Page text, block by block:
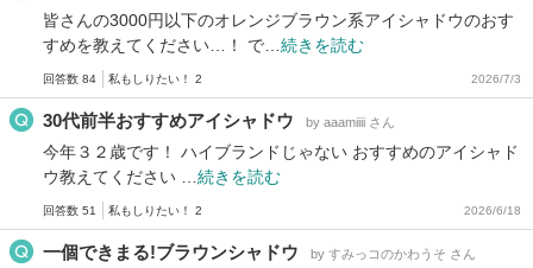
皆さんの3000円以下のオレンジブラウン系アイシャドウのおす
すめを教えてください…！ で… 続きを読む
回答数 84 私もしりたい！ 2 2026/7/3
30代前半おすすめアイシャドウ by aaamiiii さん
今年３２歳です！ ハイブランドじゃない おすすめのアイシャド
ウ教えてください … 続きを読む
回答数 51 私もしりたい！ 2 2026/6/18
一個できまる!ブラウンシャドウ by すみっコのかわうそ さん